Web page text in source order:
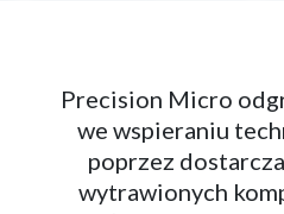
Precision Micro
we wspieraniu
poprzez
wytrawionych